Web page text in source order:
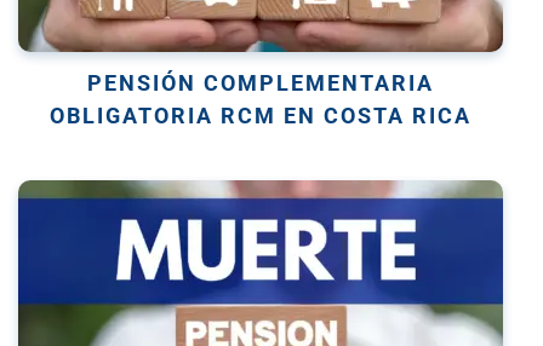
PENSIÓN COMPLEMENTARIA
OBLIGATORIA RCM EN COSTA RICA